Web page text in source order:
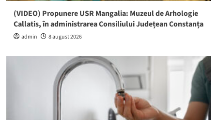
(VIDEO) Propunere USR Mangalia: Muzeul de Arhologie
Callatis, în administrarea Consiliului Județean Constanța
admin 8 august 2026